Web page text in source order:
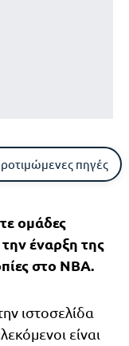
πηγές
ομάδες
έναρξη της
στο ΝΒΑ.
ιστοσελίδα
είναι